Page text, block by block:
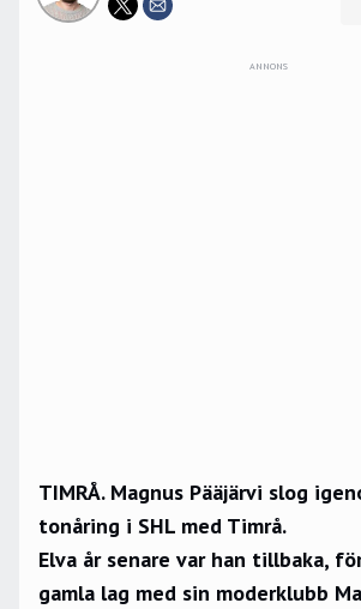
ANNONS
TIMRÅ. Magnus Pääjärvi slog
tonåring i SHL med Timrå.
Elva år senare var han tillbaka,
gamla lag med sin moderklubb